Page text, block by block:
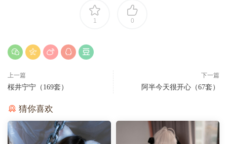
1 0
上一篇
桜井宁宁（169套）
下一篇
阿半今天很开心（67套）
猜你喜欢